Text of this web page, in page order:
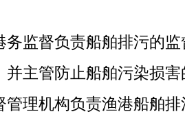
务监督负责船舶排污的
并主管防止船舶污染损
管理机构负责渔港船舶